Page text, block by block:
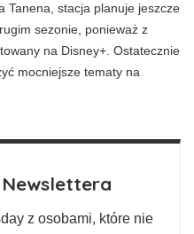
Tanena, stacja planuje jeszcze
sezonie, ponieważ z
na Disney+. Ostatecznie
mocniejsze tematy na
z osobami, które nie